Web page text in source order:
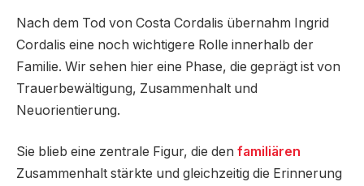
Nach dem Tod von Costa Cordalis übernahm Ingrid
Cordalis eine noch wichtigere Rolle innerhalb der
Familie. Wir sehen hier eine Phase, die geprägt ist von
Trauerbewältigung, Zusammenhalt und
Neuorientierung.
Sie blieb eine zentrale Figur, die den familiären
Zusammenhalt stärkte und gleichzeitig die Erinnerung